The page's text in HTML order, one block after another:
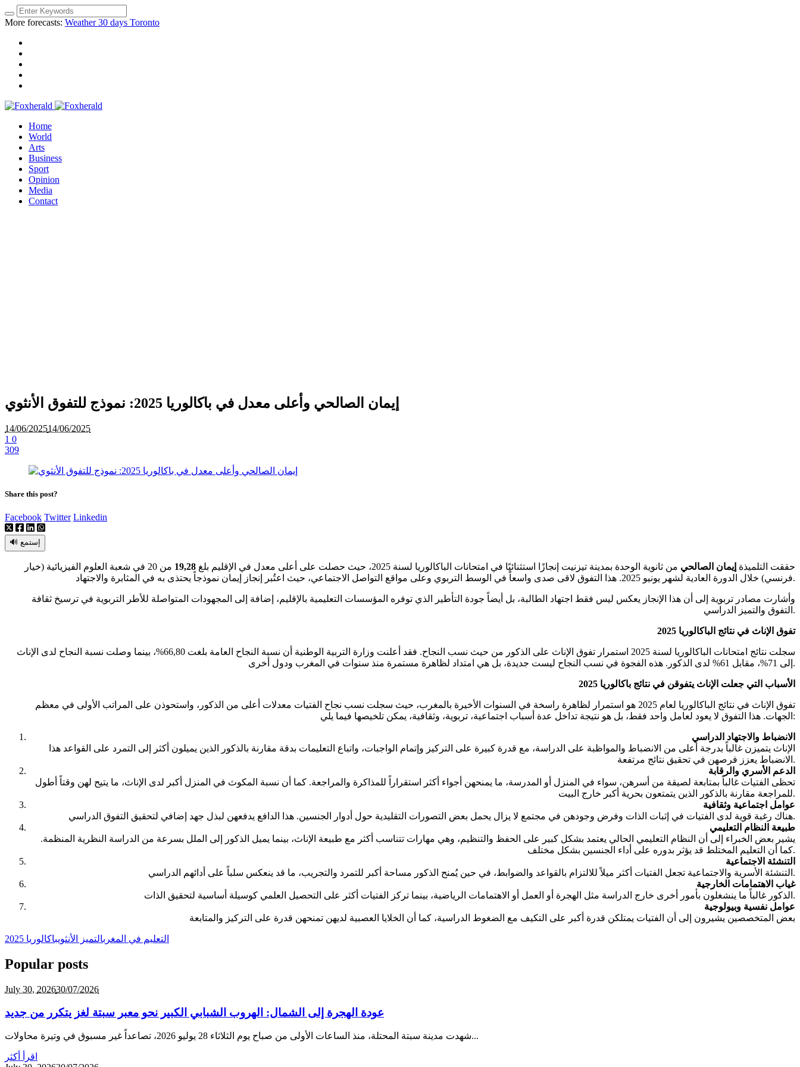
More forecasts: Weather 30 days Toronto
Home
World
Arts
Business
Sport
Opinion
Media
Contact
إيمان الصالحي وأعلى معدل في باكالوريا 2025: نموذج للتفوق الأنثوي
14/06/202514/06/2025
1 0
309
Share this post?
Facebook Twitter Linkedin
🔊 إستمع
حققت التلميذة إيمان الصالحي من ثانوية الوحدة بمدينة تيزنيت إنجازًا استثنائيًا في امتحانات الباكالوريا لسنة 2025، حيث حصلت على أعلى معدل في الإقليم بلغ 19,28
من 20 في شعبة العلوم الفيزيائية (خيار
فرنسي) خلال الدورة العادية لشهر يونيو 2025. هذا التفوق لاقى صدى واسعاً في الوسط التربوي وعلى مواقع التواصل الاجتماعي، حيث اعتُبر إنجاز إيمان نموذجاً يحتذى به في المثابرة والاجتهاد.
وأشارت مصادر تربوية إلى أن هذا الإنجاز يعكس ليس فقط اجتهاد الطالبة، بل أيضاً جودة التأطير الذي توفره المؤسسات التعليمية بالإقليم، إضافة إلى المجهودات المتواصلة للأطر التربوية في ترسيخ ثقافة
التفوق والتميز الدراسي.
تفوق الإناث في نتائج الباكالوريا 2025
سجلت نتائج امتحانات الباكالوريا لسنة 2025 استمرار تفوق الإناث على الذكور من حيث نسب النجاح. فقد أعلنت وزارة التربية الوطنية أن نسبة النجاح العامة بلغت 66,80%، بينما وصلت نسبة النجاح لدى الإناث
إلى 71%، مقابل 61% لدى الذكور. هذه الفجوة في نسب النجاح ليست جديدة، بل هي امتداد لظاهرة مستمرة منذ سنوات في المغرب ودول أخرى.
الأسباب التي جعلت الإناث يتفوقن في نتائج باكالوريا 2025
تفوق الإناث في نتائج الباكالوريا لعام 2025 هو استمرار لظاهرة راسخة في السنوات الأخيرة بالمغرب، حيث سجلت نسب نجاح الفتيات معدلات أعلى من الذكور، واستحوذن على المراتب الأولى في معظم
الجهات. هذا التفوق لا يعود لعامل واحد فقط، بل هو نتيجة تداخل عدة أسباب اجتماعية، تربوية، وثقافية، يمكن تلخيصها فيما يلي:
الانضباط والاجتهاد الدراسي
الإناث يتميزن غالباً بدرجة أعلى من الانضباط والمواظبة على الدراسة، مع قدرة كبيرة على التركيز وإتمام الواجبات، واتباع التعليمات بدقة مقارنة بالذكور الذين يميلون أكثر إلى التمرد على القواعد هذا
الانضباط يعزز فرصهن في تحقيق نتائج مرتفعة.
الدعم الأسري والرقابة
تحظى الفتيات غالباً بمتابعة لصيقة من أسرهن، سواء في المنزل أو المدرسة، ما يمنحهن أجواء أكثر استقراراً للمذاكرة والمراجعة. كما أن نسبة المكوث في المنزل أكبر لدى الإناث، ما يتيح لهن وقتاً أطول
للمراجعة مقارنة بالذكور الذين يتمتعون بحرية أكبر خارج البيت.
عوامل اجتماعية وثقافية
هناك رغبة قوية لدى الفتيات في إثبات الذات وفرض وجودهن في مجتمع لا يزال يحمل بعض التصورات التقليدية حول أدوار الجنسين. هذا الدافع يدفعهن لبذل جهد إضافي لتحقيق التفوق الدراسي.
طبيعة النظام التعليمي
يشير بعض الخبراء إلى أن النظام التعليمي الحالي يعتمد بشكل كبير على الحفظ والتنظيم، وهي مهارات تتناسب أكثر مع طبيعة الإناث، بينما يميل الذكور إلى الملل بسرعة من الدراسة النظرية المنظمة.
كما أن التعليم المختلط قد يؤثر بدوره على أداء الجنسين بشكل مختلف.
التنشئة الاجتماعية
التنشئة الأسرية والاجتماعية تجعل الفتيات أكثر ميلاً للالتزام بالقواعد والضوابط، في حين يُمنح الذكور مساحة أكبر للتمرد والتجريب، ما قد ينعكس سلباً على أدائهم الدراسي.
غياب الاهتمامات الخارجية
الذكور غالباً ما ينشغلون بأمور أخرى خارج الدراسة مثل الهجرة أو العمل أو الاهتمامات الرياضية، بينما تركز الفتيات أكثر على التحصيل العلمي كوسيلة أساسية لتحقيق الذات.
عوامل نفسية وبيولوجية
بعض المتخصصين يشيرون إلى أن الفتيات يمتلكن قدرة أكبر على التكيف مع الضغوط الدراسية، كما أن الخلايا العصبية لديهن تمنحهن قدرة على التركيز والمتابعة
التعليم في المغربالتميز الأنثويباكالوريا 2025
Popular posts
July 30, 202630/07/2026
عودة الهجرة إلى الشمال: الهروب الشبابي الكبير نحو معبر سبتة لغز يتكرر من جديد
شهدت مدينة سبتة المحتلة، منذ الساعات الأولى من صباح يوم الثلاثاء 28 يوليو 2026، تصاعداً غير مسبوق في وتيرة محاولات...
اقرأ أكثر